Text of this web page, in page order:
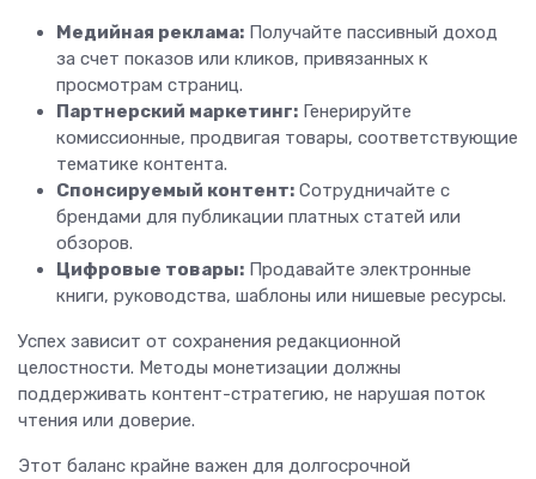
Медийная реклама: Получайте пассивный доход
за счет показов или кликов, привязанных к
просмотрам страниц.
Партнерский маркетинг: Генерируйте
комиссионные, продвигая товары, соответствующие
тематике контента.
Спонсируемый контент: Сотрудничайте с
брендами для публикации платных статей или
обзоров.
Цифровые товары: Продавайте электронные
книги, руководства, шаблоны или нишевые ресурсы.
Успех зависит от сохранения редакционной
целостности. Методы монетизации должны
поддерживать контент-стратегию, не нарушая поток
чтения или доверие.
Этот баланс крайне важен для долгосрочной